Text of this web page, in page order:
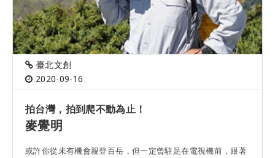
臺北文創
2020-09-16
拍台灣，拍到爬不動為止！
麥覺明
或許你從未有機會親登百岳，但一定曾駐足在電視機前，跟著